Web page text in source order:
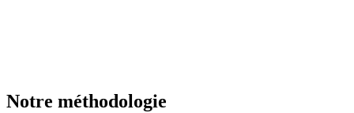
Notre méthodologie